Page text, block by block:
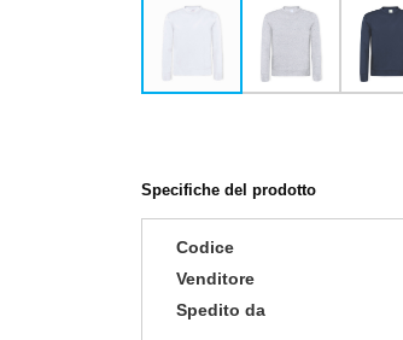
Specifiche del prodotto
Codice
Venditore
Spedito da